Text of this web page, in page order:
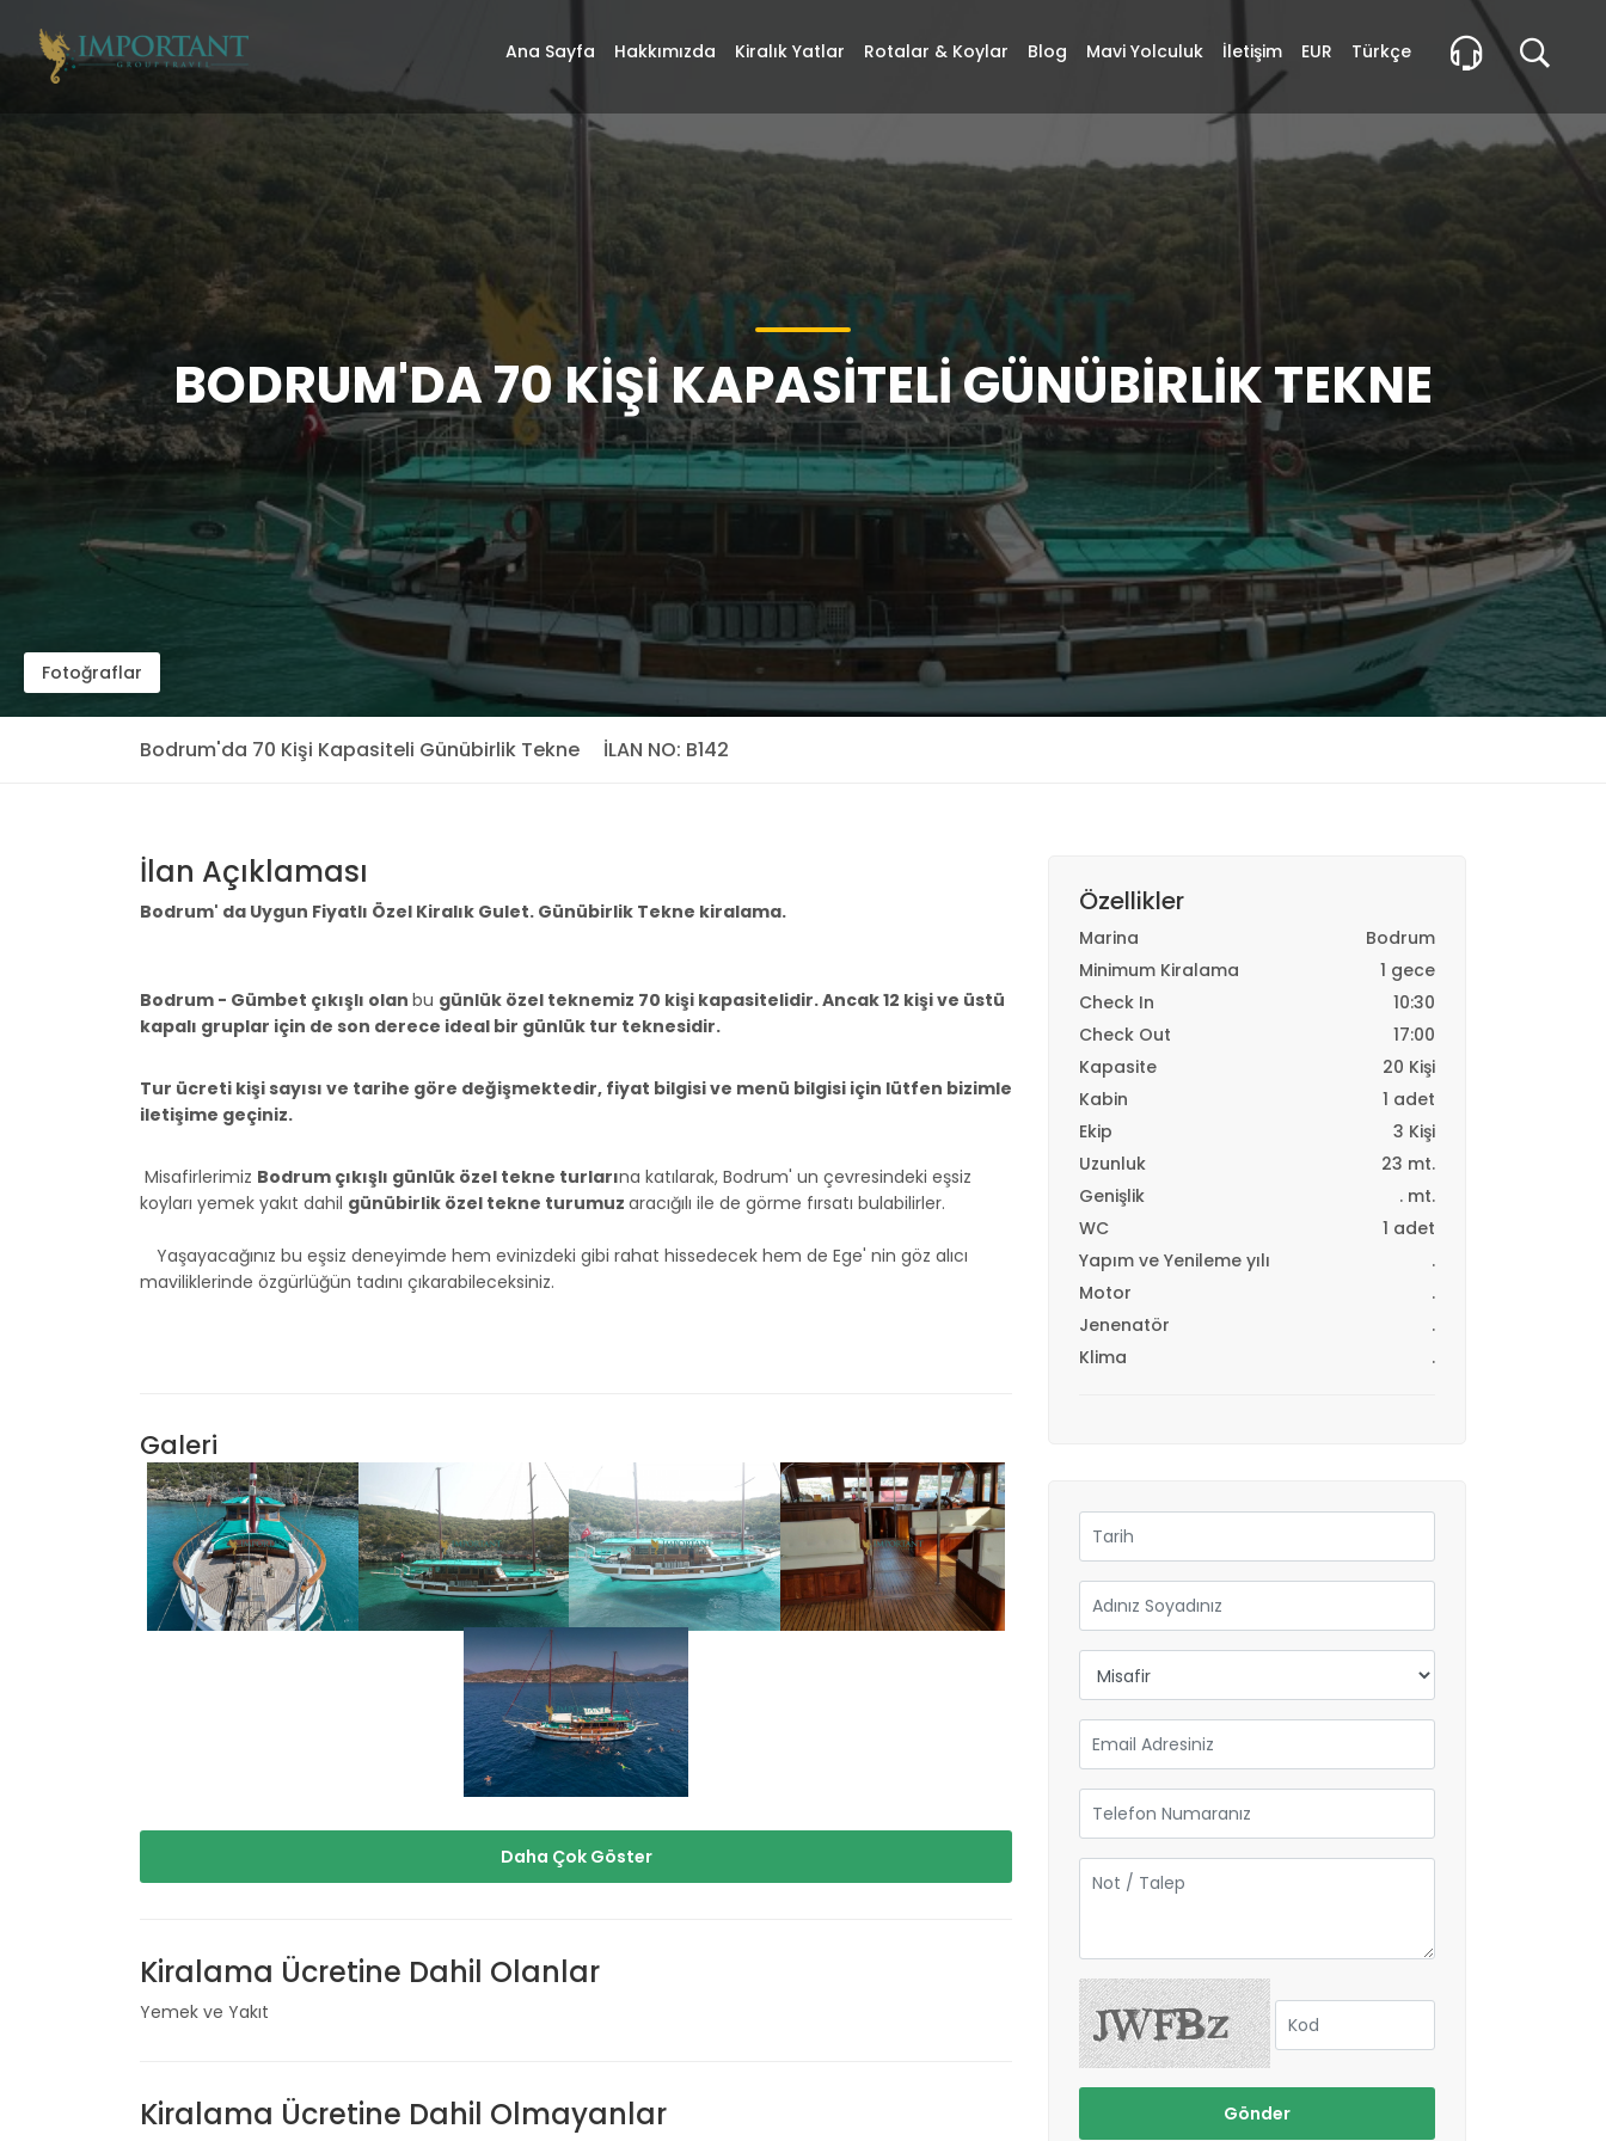
BODRUM'DA 70 KIŞI KAPASITELI GÜNÜBIRLIK TEKNE
Fotoğraflar
Bodrum'da 70 Kişi Kapasiteli Günübirlik Tekne İLAN NO: B142
İlan Açıklaması
Bodrum' da Uygun Fiyatlı Özel Kiralık Gulet. Günübirlik Tekne kiralama.
Bodrum - Gümbet çıkışlı olan bu günlük özel teknemiz 70 kişi kapasitelidir. Ancak 12 kişi ve üstü
kapalı gruplar için de son derece ideal bir günlük tur teknesidir.
Tur ücreti kişi sayısı ve tarihe göre değişmektedir, fiyat bilgisi ve menü bilgisi için lütfen bizimle
iletişime geçiniz.
Misafirlerimiz Bodrum çıkışlı günlük özel tekne turlarına katılarak, Bodrum' un çevresindeki eşsiz
koyları yemek yakıt dahil günübirlik özel tekne turumuz aracığılı ile de görme fırsatı bulabilirler.
Yaşayacağınız bu eşsiz deneyimde hem evinizdeki gibi rahat hissedecek hem de Ege' nin göz alıcı
maviliklerinde özgürlüğün tadını çıkarabileceksiniz.
Galeri
Daha Çok Göster
Kiralama Ücretine Dahil Olanlar
Yemek ve Yakıt
Kiralama Ücretine Dahil Olmayanlar
Özellikler
Marina
Bodrum
Minimum Kiralama
1 gece
Check In
10:30
Check Out
17:00
Kapasite
20 Kişi
Kabin
1 adet
Ekip
3 Kişi
Uzunluk
23 mt.
Genişlik
. mt.
WC
1 adet
Yapım ve Yenileme yılı
.
Motor
.
Jenenatör
.
Klima
.
Gönder
Ana Sayfa Hakkımızda Kiralık Yatlar Rotalar & Koylar Blog Mavi Yolculuk İletişim EUR Türkçe